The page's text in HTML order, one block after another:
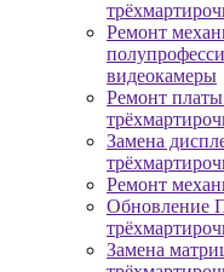
Ремонт
видеокамеры
Ремонт
Замена
Ремонт
Обновление
Замена